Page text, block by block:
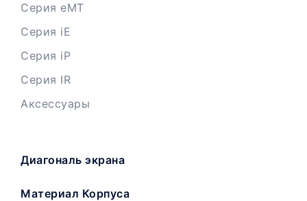
Серия eMT
Серия iE
Серия iP
Серия IR
Аксессуары
Диагональ экрана
Материал Корпуса